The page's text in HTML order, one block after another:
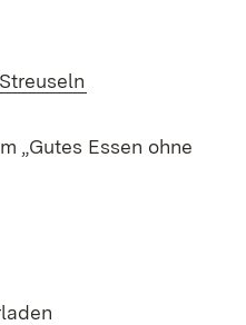
„Gutes Essen ohne